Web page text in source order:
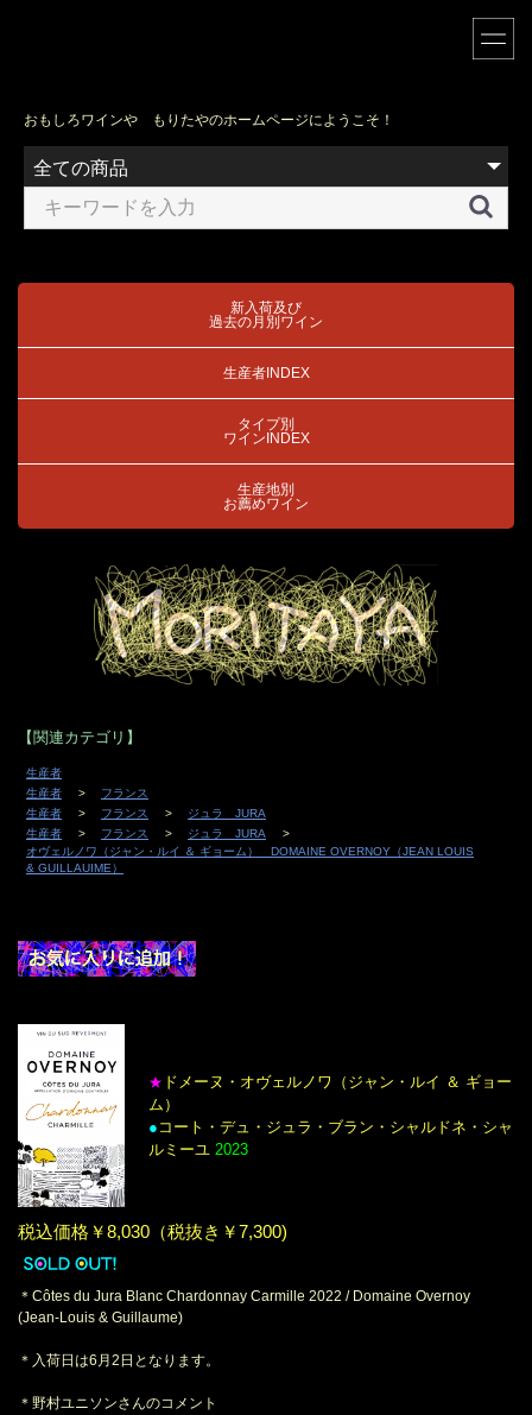
おもしろワインや もりたやのホームページにようこそ！
新入荷及び
過去の月別ワイン
生産者INDEX
タイプ別
ワインINDEX
生産地別
お薦めワイン
【関連カテゴリ】
生産者
生産者
フランス
生産者
フランス
ジュラ JURA
生産者
フランス
ジュラ JURA
オヴェルノワ（ジャン・ルイ ＆ ギョーム） DOMAINE OVERNOY（JEAN LOUIS
& GUILLAUIME）
★ ドメーヌ・オヴェルノワ（ジャン・ルイ ＆ ギョー
ム）
● コート・デュ・ジュラ・ブラン・シャルドネ・シャ
ルミーユ 2023
税込価格￥8,030（税抜き￥7,300)
＊Côtes du Jura Blanc Chardonnay Carmille 2022 / Domaine Overnoy
(Jean-Louis & Guillaume)
＊入荷日は6月2日となります。
＊野村ユニソンさんのコメント